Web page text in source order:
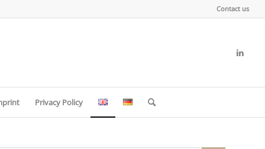
Contact us
Privacy Policy